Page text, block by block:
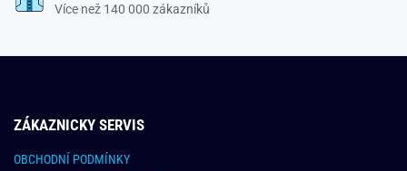
Více než 140 000 zákazníků
ZÁKAZNICKY SERVIS
OBCHODNÍ PODMÍNKY